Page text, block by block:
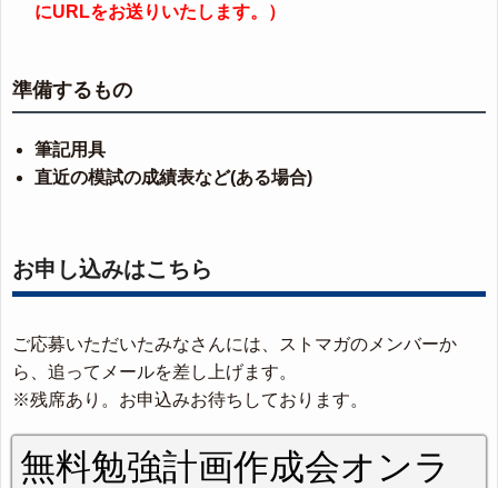
にURLをお送りいたします。）
準備するもの
筆記用具
直近の模試の成績表など(ある場合)
お申し込みはこちら
ご応募いただいたみなさんには、ストマガのメンバーか
ら、追ってメールを差し上げます。
※残席あり。お申込みお待ちしております。